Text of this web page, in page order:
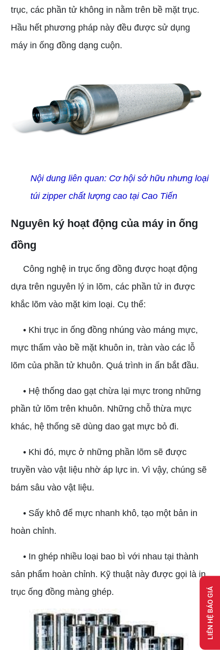
trục, các phần tử không in nằm trên bề mặt trục.
Hầu hết phương pháp này đều được sử dụng
máy in ống đồng dạng cuộn.
Nội dung liên quan: Cơ hội sở hữu nhưng loại
túi zipper chất lượng cao tại Cao Tiến
Nguyên ký hoạt động của máy in ống
đồng
Công nghệ in trục ống đồng được hoạt động
dựa trên nguyên lý in lõm, các phần tử in được
khắc lõm vào mặt kim loại. Cụ thể:
• Khi trục in ống đồng nhúng vào máng mực,
mực thấm vào bề mặt khuôn in, tràn vào các lỗ
lõm của phần tử khuôn. Quá trình in ấn bắt đầu.
• Hệ thống dao gạt chừa lại mực trong những
phần tử lõm trên khuôn. Những chỗ thừa mực
khác, hệ thống sẽ dùng dao gạt mực bỏ đi.
• Khi đó, mực ở những phần lõm sẽ được
truyền vào vật liệu nhờ áp lực in. Vì vậy, chúng sẽ
bám sâu vào vật liệu.
• Sấy khô để mực nhanh khô, tạo một bản in
hoàn chỉnh.
• In ghép nhiều loại bao bì với nhau tại thành
sản phẩm hoàn chỉnh. Kỹ thuật này được gọi là in
trục ống đồng màng ghép.
LIÊN HỆ BÁO GIÁ